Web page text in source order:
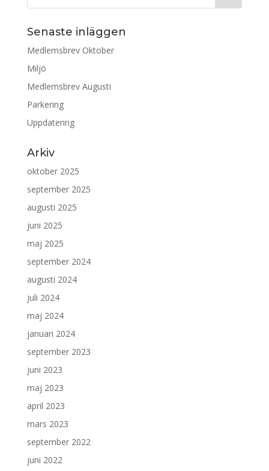
Senaste inläggen
Medlemsbrev Oktober
Miljö
Medlemsbrev Augusti
Parkering
Uppdatering
Arkiv
oktober 2025
september 2025
augusti 2025
juni 2025
maj 2025
september 2024
augusti 2024
juli 2024
maj 2024
januari 2024
september 2023
juni 2023
maj 2023
april 2023
mars 2023
september 2022
juni 2022